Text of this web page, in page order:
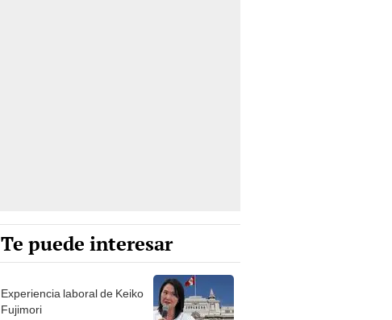
Te puede interesar
Experiencia laboral de Keiko
Fujimori